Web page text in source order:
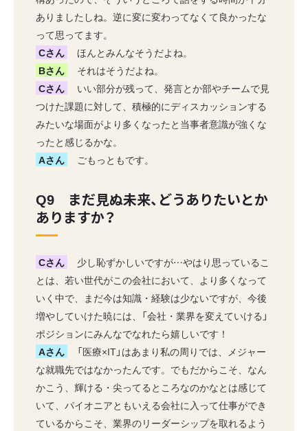
ありましたしね。逆に変に変わってなくて良かったな
って思ってます。
Cさん
ほんとみんなそうだよね。
Bさん
それはそうだよね。
Cさん
いい部分が残って、発言とか部やチームで見
つけた課題に対して、積極的にディスカッションする
みたいな場面がより多くなったと当事者意識が強くな
ったと感じるかな。
Aさん
ごもっともです。
Q9 まだ見ぬ未来、どうありたいとか
ありますか？
Cさん
少し恥ずかしいですが…やはり思っているこ
とは、若い世代がこの会社において、より多くなって
いく中で、まだ今は知識・経験は少ないですが、今後
増やしていけた暁には、「会社・業界を変えていける」
ポジションにみんなでなれたら嬉しいです！
Aさん
「医療×IT」はあまり私の周りでは、メジャー
な就職先ではなかったんです。でもだからこそ、なん
かこう、輝ける・尖ってるところなのかなとは感じて
いて、パイオニアともいえる会社に入って仕事ができ
ているからこそ、業界のリーダーシップを取れるよう